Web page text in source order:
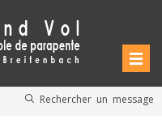
Rechercher un message